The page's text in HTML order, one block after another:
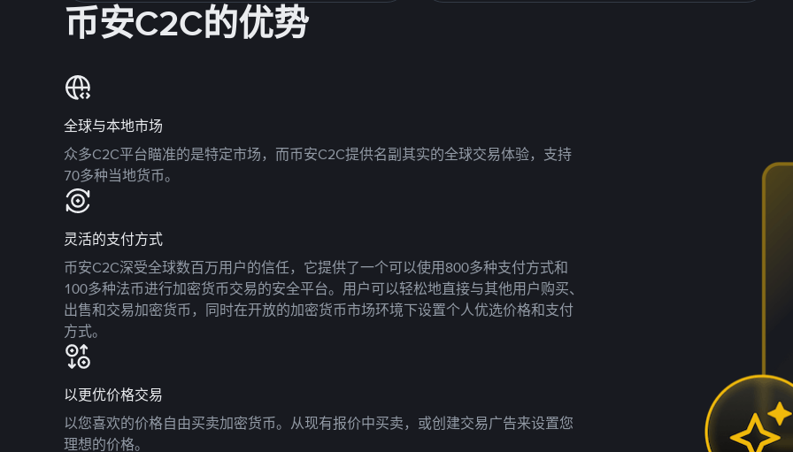
币安C2C的优势
全球与本地市场
众多C2C平台瞄准的是特定市场，而币安C2C提供名副其实的全球交易体验，支持
70多种当地货币。
灵活的支付方式
币安C2C深受全球数百万用户的信任，它提供了一个可以使用800多种支付方式和
100多种法币进行加密货币交易的安全平台。用户可以轻松地直接与其他用户购买、
出售和交易加密货币，同时在开放的加密货币市场环境下设置个人优选价格和支付
方式。
以更优价格交易
以您喜欢的价格自由买卖加密货币。从现有报价中买卖，或创建交易广告来设置您
理想的价格。